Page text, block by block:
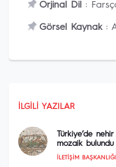
Orjinal Dil :
Görsel Kaynak:
İLGILI YAZILAR
Türkiye’de
mozaik
İLETIŞIM BAŞKANLIĞI